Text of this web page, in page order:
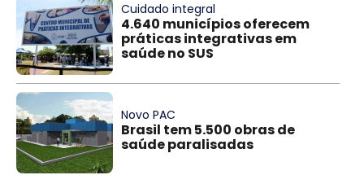
Cuidado integral
4.640 municípios oferecem
práticas integrativas em
saúde no SUS
Novo PAC
Brasil tem 5.500 obras de
saúde paralisadas